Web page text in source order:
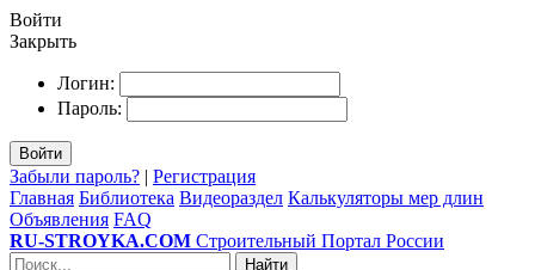
Войти
Закрыть
Логин:
Пароль:
Войти
Забыли пароль? | Регистрация
Главная Библиотека Видеораздел Калькуляторы мер длин
Объявления FAQ
RU-STROYKA.COM Строительный Портал России
Найти